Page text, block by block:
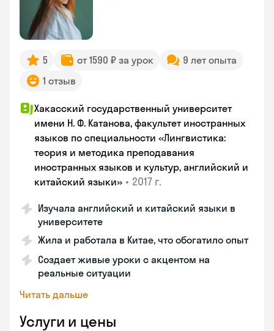
5 от 1590 ₽ за урок
9 лет опыта
1 отзыв
Хакасский государственный университет
имени Н. Ф. Катанова, факультет иностранных
языков по специальности «Лингвистика:
теория и методика преподавания
иностранных языков и культур, английский и
китайский языки» • 2017 г.
Изучала английский и китайский языки в
университете
Жила и работала в Китае, что обогатило опыт
Создает живые уроки с акцентом на
реальные ситуации
Читать дальше
Услуги и цены